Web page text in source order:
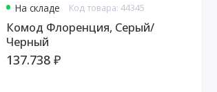
На складе Код товара: 44345
Комод Флоренция, Серый/
Черный
137.738 ₽